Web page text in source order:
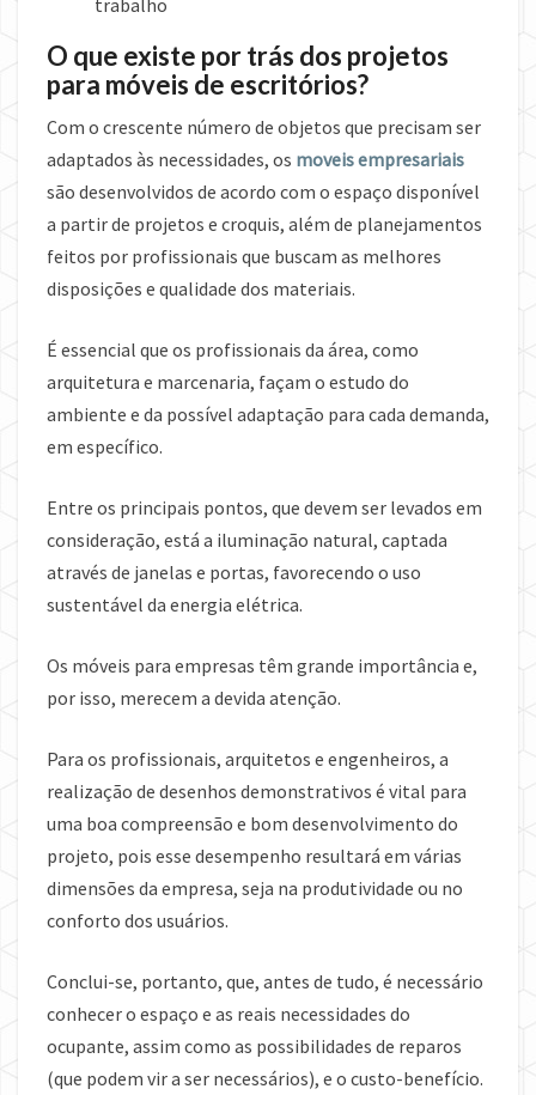
trabalho
O que existe por trás dos projetos
para móveis de escritórios?
Com o crescente número de objetos que precisam ser
adaptados às necessidades, os moveis empresariais
são desenvolvidos de acordo com o espaço disponível
a partir de projetos e croquis, além de planejamentos
feitos por profissionais que buscam as melhores
disposições e qualidade dos materiais.
É essencial que os profissionais da área, como
arquitetura e marcenaria, façam o estudo do
ambiente e da possível adaptação para cada demanda,
em específico.
Entre os principais pontos, que devem ser levados em
consideração, está a iluminação natural, captada
através de janelas e portas, favorecendo o uso
sustentável da energia elétrica.
Os móveis para empresas têm grande importância e,
por isso, merecem a devida atenção.
Para os profissionais, arquitetos e engenheiros, a
realização de desenhos demonstrativos é vital para
uma boa compreensão e bom desenvolvimento do
projeto, pois esse desempenho resultará em várias
dimensões da empresa, seja na produtividade ou no
conforto dos usuários.
Conclui-se, portanto, que, antes de tudo, é necessário
conhecer o espaço e as reais necessidades do
ocupante, assim como as possibilidades de reparos
(que podem vir a ser necessários), e o custo-benefício.